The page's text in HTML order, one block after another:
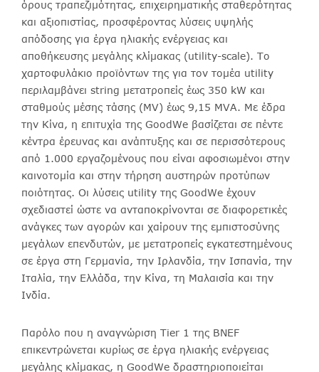
όρους τραπεζιμότητας, επιχειρηματικής σταθερότητας
και αξιοπιστίας, προσφέροντας λύσεις υψηλής
απόδοσης για έργα ηλιακής ενέργειας και
αποθήκευσης μεγάλης κλίμακας (utility-scale). Το
χαρτοφυλάκιο προϊόντων της για τον τομέα utility
περιλαμβάνει string μετατροπείς έως 350 kW και
σταθμούς μέσης τάσης (MV) έως 9,15 MVA. Με έδρα
την Κίνα, η επιτυχία της GoodWe βασίζεται σε πέντε
κέντρα έρευνας και ανάπτυξης και σε περισσότερους
από 1.000 εργαζομένους που είναι αφοσιωμένοι στην
καινοτομία και στην τήρηση αυστηρών προτύπων
ποιότητας. Οι λύσεις utility της GoodWe έχουν
σχεδιαστεί ώστε να ανταποκρίνονται σε διαφορετικές
ανάγκες των αγορών και χαίρουν της εμπιστοσύνης
μεγάλων επενδυτών, με μετατροπείς εγκατεστημένους
σε έργα στη Γερμανία, την Ιρλανδία, την Ισπανία, την
Ιταλία, την Ελλάδα, την Κίνα, τη Μαλαισία και την
Ινδία.
Παρόλο που η αναγνώριση Tier 1 της BNEF
επικεντρώνεται κυρίως σε έργα ηλιακής ενέργειας
μεγάλης κλίμακας, η GoodWe δραστηριοποιείται